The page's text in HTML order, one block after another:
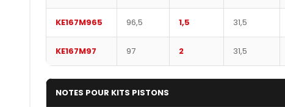
KE167M965 96,5 1,5 31,5
KE167M97 97 2 31,5
NOTES POUR KITS PISTONS